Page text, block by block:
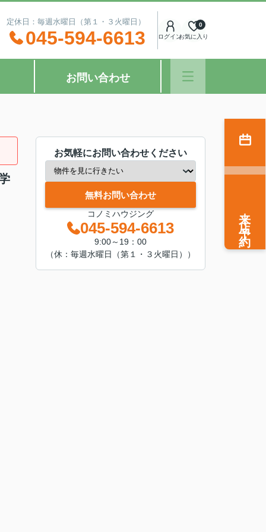
休日：毎週水曜日（第１・３火曜日）
045-594-6613 ログインお気に入り
0
お問い合わせ
お気軽にお問い合わせください
無料お問い合わせ
コノミハウジング
045-594-6613
9:00～19：00
（休：毎週水曜日（第１・３火曜日））
来店予約